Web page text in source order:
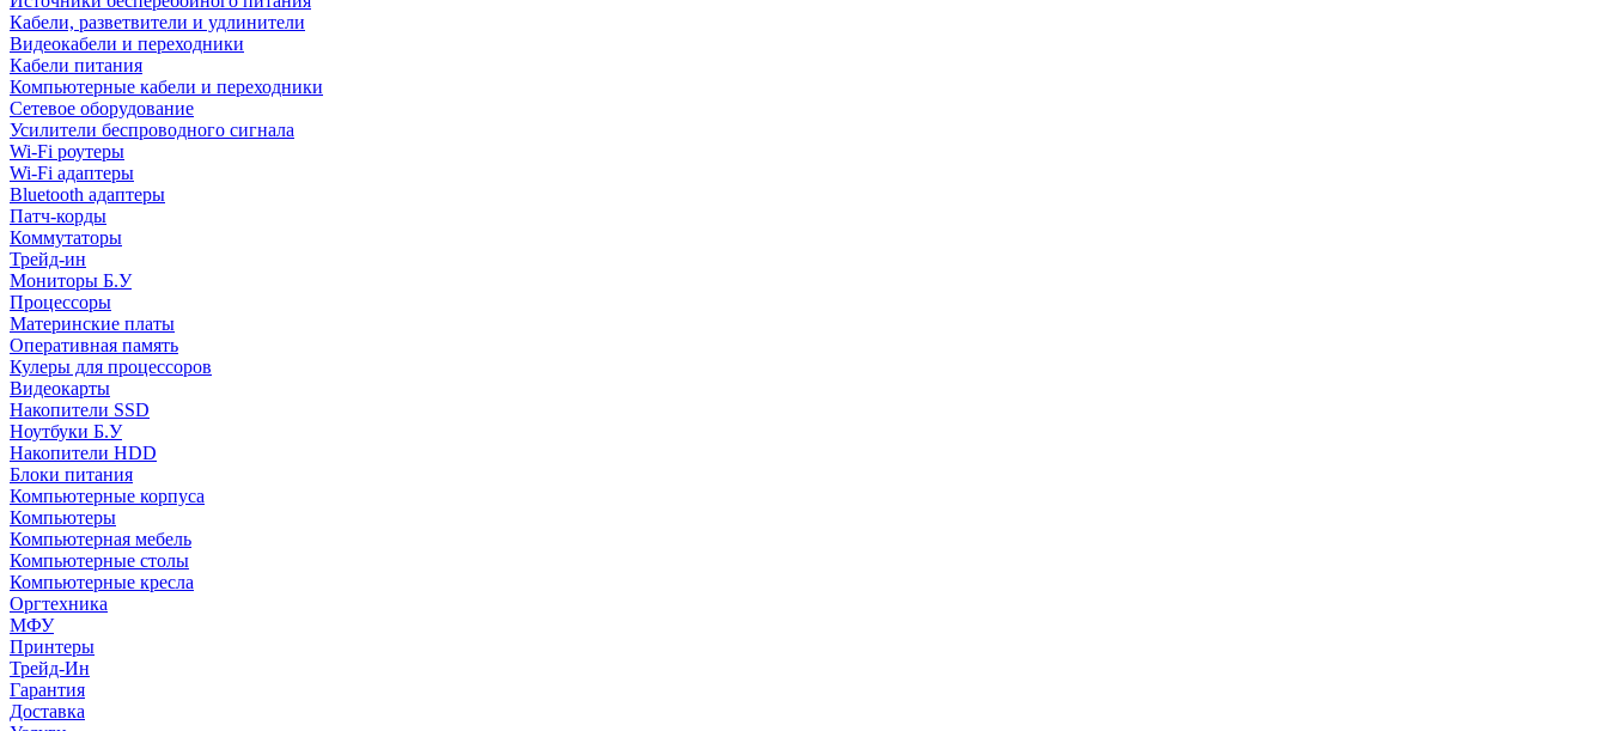
Кабели, разветвители и удлинители
Видеокабели и переходники
Кабели питания
Компьютерные кабели и переходники
Сетевое оборудование
Усилители беспроводного сигнала
Wi-Fi роутеры
Wi-Fi адаптеры
Bluetooth адаптеры
Патч-корды
Коммутаторы
Трейд-ин
Мониторы Б.У
Процессоры
Материнские платы
Оперативная память
Кулеры для процессоров
Видеокарты
Накопители SSD
Ноутбуки Б.У
Накопители HDD
Блоки питания
Компьютерные корпуса
Компьютеры
Компьютерная мебель
Компьютерные столы
Компьютерные кресла
Оргтехника
МФУ
Принтеры
Трейд-Ин
Гарантия
Доставка